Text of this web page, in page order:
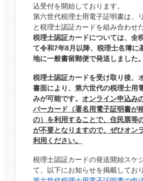
込受付を開始しております。
第六世代税理士用電子証明書は、
と税理士認証カードを組み合わせ
税理士認証カードについては、全
て令和7年8月以降、税理士名簿に
地に一般書留郵便で発送しました。
税理士認証カードを受け取り後、
書面により、第六世代の税理士用
みが可能です。オンライン申込み
バーカード（署名用電子証明書が
の）を利用することで、住民票等
が不要となりますので、ぜひオン
利用ください。
税理士認証カードの発送開始スケ
て、以下にお知らせを掲載してお